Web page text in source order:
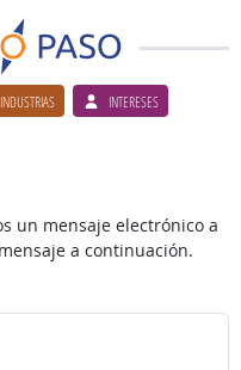
INDUSTRIAS INTERESES
un mensaje electrónico a
a continuación.